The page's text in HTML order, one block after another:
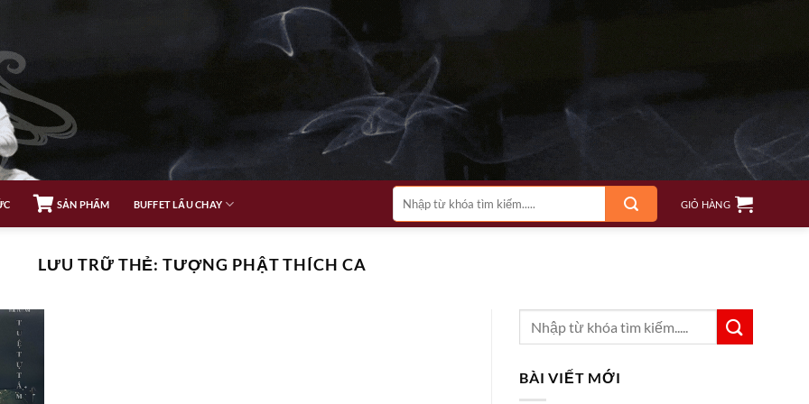
SẢN PHẨM BUFFET LẨU CHAY
Tìm
kiếm:
GIỎ HÀNG
LƯU TRỮ THẺ:TƯỢNG PHẬT THÍCH CA
BÀI VIẾT MỚI